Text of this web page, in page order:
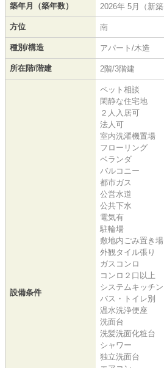
築年月（築年数） 2026年 5月（新築
方位 南
種別/構造 アパート/木造
所在階/階建 2階/3階建
設備条件
ペット相談
閑静な住宅地
２人入居可
法人可
室内洗濯機置場
フローリング
ベランダ
バルコニー
都市ガス
公営水道
公共下水
電気有
駐輪場
敷地内ごみ置き場
外観タイル張り
ガスコンロ
コンロ２口以上
システムキッチン
バス・トイレ別
温水洗浄便座
洗面台
洗髪洗面化粧台
シャワー
独立洗面台